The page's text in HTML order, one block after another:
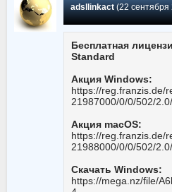
adsllinkact(22 сентября 2020
Бесплатная
Standard
Акция Windows:
https://reg.franzis.de/
21987000/0/0/502/
Акция macOS:
https://reg.franzis.de/
21988000/0/0/502/
Скачать Windows:
https://mega.nz/file/